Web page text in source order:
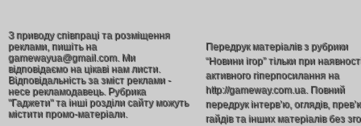
З приводу співпраці та розміщення
реклами, пишіть на
gamewayua@gmail.com. Ми
відповідаємо на цікаві нам листи.
Відповідальність за зміст реклами -
несе рекламодавець. Рубрика
"Гаджети" та інші розділи сайту можуть
містити промо-матеріали.
Передрук матеріалів з рубрики
“Новини ігор” тільки при
активного гіперпосилання на
http://gameway.com.ua. Повний
передрук інтерв’ю, оглядів,
гайдів та інших матеріалів без